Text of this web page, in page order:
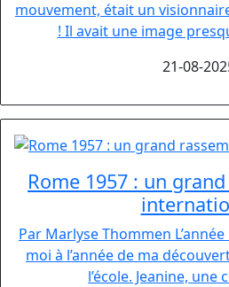
mouvement, était un
! Il avait une image
21-08-
Rome 1957 : un
Par Marlyse Thommen
moi à l’année de ma
l’école. Jeanine, une